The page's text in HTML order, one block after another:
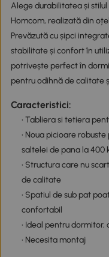
Alege durabilitatea și
Homcom, realizată din
Prevăzută cu șipci
stabilitate și confort în
potrivește perfect în
pentru odihnă de calitate
Caracteristici:
• Tabliera si tetiera
• Noua picioare
saltelei de pana la 400
• Structura care nu
de calitate
• Spatiul de sub pat
confortabil
• Ideal pentru
• Necesita montaj